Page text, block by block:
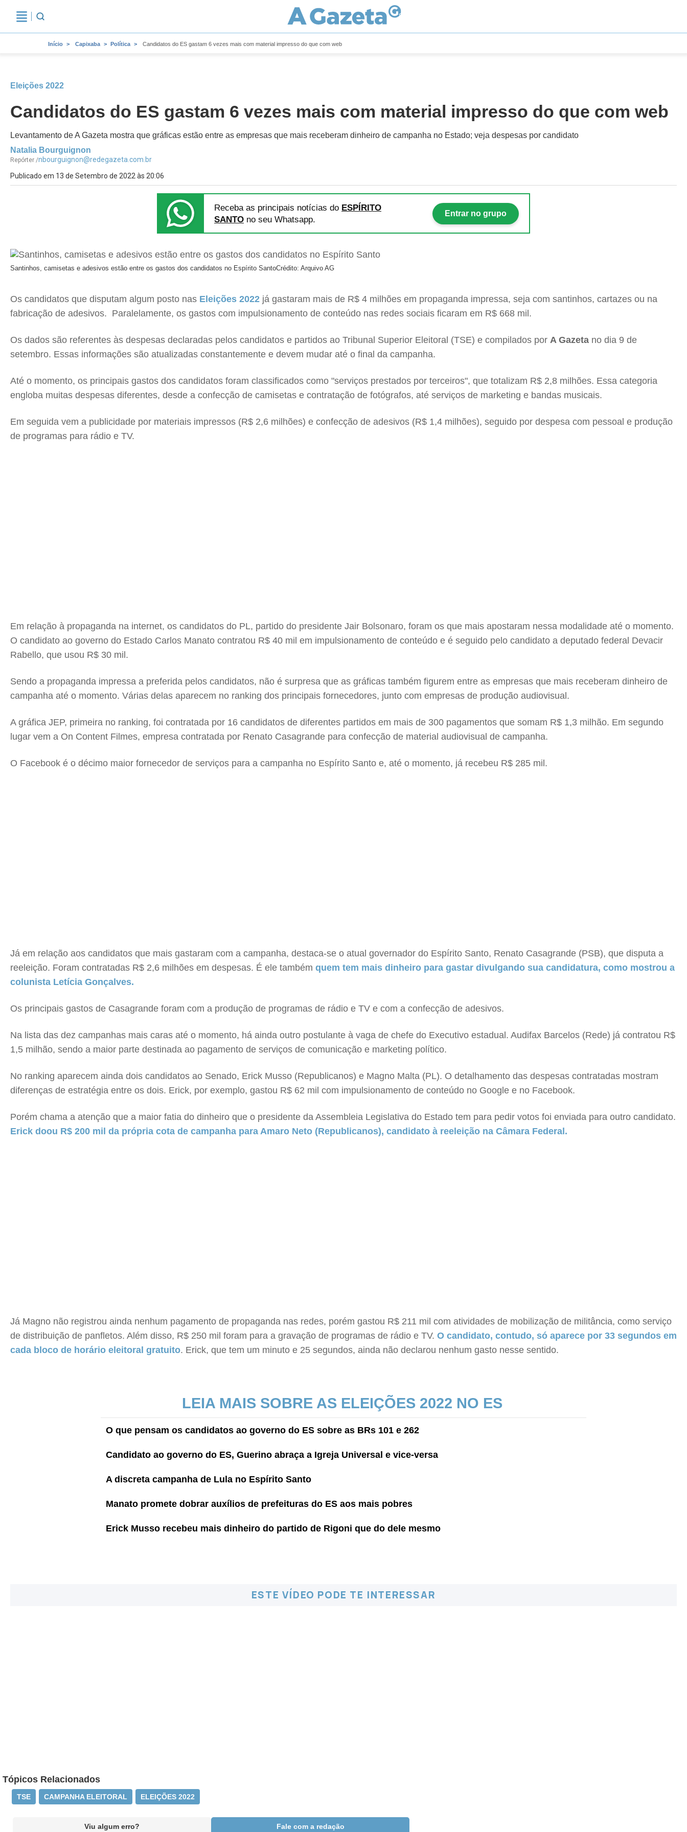
Início Capixaba Política Candidatos do ES gastam 6 vezes mais com material impresso do que com web
Eleições 2022
Candidatos do ES gastam 6 vezes mais com material impresso do que com web
Levantamento de A Gazeta mostra que gráficas estão entre as empresas que mais receberam dinheiro de campanha no Estado; veja despesas por candidato
Natalia Bourguignon
Repórter /nbourguignon@redegazeta.com.br
Publicado em 13 de Setembro de 2022 às 20:06
Receba as principais notícias do ESPÍRITO
SANTO no seu Whatsapp.
Entrar no grupo
Santinhos, camisetas e adesivos estão entre os gastos dos candidatos no Espírito SantoCrédito: Arquivo AG
Os candidatos que disputam algum posto nas Eleições 2022 já gastaram mais de R$ 4 milhões em propaganda impressa, seja com santinhos, cartazes ou na
fabricação de adesivos. Paralelamente, os gastos com impulsionamento de conteúdo nas redes sociais ficaram em R$ 668 mil.
Os dados são referentes às despesas declaradas pelos candidatos e partidos ao Tribunal Superior Eleitoral (TSE) e compilados por A Gazeta no dia 9 de
setembro. Essas informações são atualizadas constantemente e devem mudar até o final da campanha.
Até o momento, os principais gastos dos candidatos foram classificados como "serviços prestados por terceiros", que totalizam R$ 2,8 milhões. Essa categoria
engloba muitas despesas diferentes, desde a confecção de camisetas e contratação de fotógrafos, até serviços de marketing e bandas musicais.
Em seguida vem a publicidade por materiais impressos (R$ 2,6 milhões) e confecção de adesivos (R$ 1,4 milhões), seguido por despesa com pessoal e produção
de programas para rádio e TV.
Em relação à propaganda na internet, os candidatos do PL, partido do presidente Jair Bolsonaro, foram os que mais apostaram nessa modalidade até o momento.
O candidato ao governo do Estado Carlos Manato contratou R$ 40 mil em impulsionamento de conteúdo e é seguido pelo candidato a deputado federal Devacir
Rabello, que usou R$ 30 mil.
Sendo a propaganda impressa a preferida pelos candidatos, não é surpresa que as gráficas também figurem entre as empresas que mais receberam dinheiro de
campanha até o momento. Várias delas aparecem no ranking dos principais fornecedores, junto com empresas de produção audiovisual.
A gráfica JEP, primeira no ranking, foi contratada por 16 candidatos de diferentes partidos em mais de 300 pagamentos que somam R$ 1,3 milhão. Em segundo
lugar vem a On Content Filmes, empresa contratada por Renato Casagrande para confecção de material audiovisual de campanha.
O Facebook é o décimo maior fornecedor de serviços para a campanha no Espírito Santo e, até o momento, já recebeu R$ 285 mil.
Já em relação aos candidatos que mais gastaram com a campanha, destaca-se o atual governador do Espírito Santo, Renato Casagrande (PSB), que disputa a
reeleição. Foram contratadas R$ 2,6 milhões em despesas. É ele também quem tem mais dinheiro para gastar divulgando sua candidatura, como mostrou a
colunista Letícia Gonçalves.
Os principais gastos de Casagrande foram com a produção de programas de rádio e TV e com a confecção de adesivos.
Na lista das dez campanhas mais caras até o momento, há ainda outro postulante à vaga de chefe do Executivo estadual. Audifax Barcelos (Rede) já contratou R$
1,5 milhão, sendo a maior parte destinada ao pagamento de serviços de comunicação e marketing político.
No ranking aparecem ainda dois candidatos ao Senado, Erick Musso (Republicanos) e Magno Malta (PL). O detalhamento das despesas contratadas mostram
diferenças de estratégia entre os dois. Erick, por exemplo, gastou R$ 62 mil com impulsionamento de conteúdo no Google e no Facebook.
Porém chama a atenção que a maior fatia do dinheiro que o presidente da Assembleia Legislativa do Estado tem para pedir votos foi enviada para outro candidato.
Erick doou R$ 200 mil da própria cota de campanha para Amaro Neto (Republicanos), candidato à reeleição na Câmara Federal.
Já Magno não registrou ainda nenhum pagamento de propaganda nas redes, porém gastou R$ 211 mil com atividades de mobilização de militância, como serviço
de distribuição de panfletos. Além disso, R$ 250 mil foram para a gravação de programas de rádio e TV. O candidato, contudo, só aparece por 33 segundos em
cada bloco de horário eleitoral gratuito. Erick, que tem um minuto e 25 segundos, ainda não declarou nenhum gasto nesse sentido.
LEIA MAIS SOBRE AS ELEIÇÕES 2022 NO ES
O que pensam os candidatos ao governo do ES sobre as BRs 101 e 262
Candidato ao governo do ES, Guerino abraça a Igreja Universal e vice-versa
A discreta campanha de Lula no Espírito Santo
Manato promete dobrar auxílios de prefeituras do ES aos mais pobres
Erick Musso recebeu mais dinheiro do partido de Rigoni que do dele mesmo
ESTE VÍDEO PODE TE INTERESSAR
Tópicos Relacionados
TSE CAMPANHA ELEITORAL ELEIÇÕES 2022
Viu algum erro? Fale com a redação